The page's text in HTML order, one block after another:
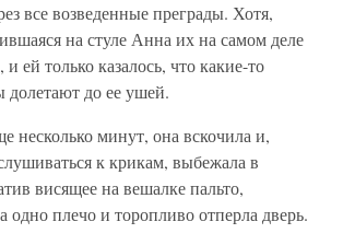
все возведенные преграды. Хотя,
на стуле Анна их на самом деле
ей только казалось, что какие-то
долетают до ее ушей.
несколько минут, она вскочила и,
к крикам, выбежала в
висящее на вешалке пальто,
одно плечо и торопливо отперла дверь.